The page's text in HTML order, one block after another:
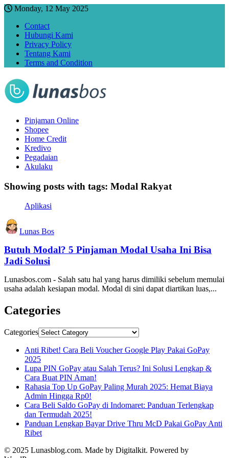
Monday, 12 May 2025
Contact
Hubungi Kami
Privacy Policy
Tentang Kami
Terms and Condition
Pinjaman Online
Shopee
Home Credit
Kredivo
Pegadaian
Akulaku
Showing posts with tags: Modal Rakyat
Aplikasi
Lunas Bos
Butuh Modal? 5 Pinjaman Modal Usaha Ini Bisa
Jadi Solusi
Lunasbos.com - Salah satu hal yang harus dimiliki sebelum memulai
usaha adalah kesiapan modal. Modal di sini dapat diartikan luas,...
Categories
Categories
Anti Ribet! Cara Beli Voucher Google Play Pakai GoPay
2025
Lupa PIN GoPay atau Salah Terus? Ini Solusi Lengkap &
Cara Buat PIN Aman!
Rahasia Top Up GoPay Paling Murah 2025: Hemat Biaya
Admin Hingga Rp0!
Cara Beli Saldo GoPay di Indomaret: Panduan Terlengkap
dan Termudah 2025!
Panduan Lengkap Bayar Drive Thru McD Pakai GoPay Anti
Ribet
© 2025 Lunasblog.com. Made by Digitalkit. Powered by